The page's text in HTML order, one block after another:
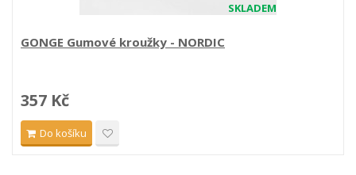
SKLADEM
GONGE Gumové kroužky - NORDIC
357 Kč
Do košíku